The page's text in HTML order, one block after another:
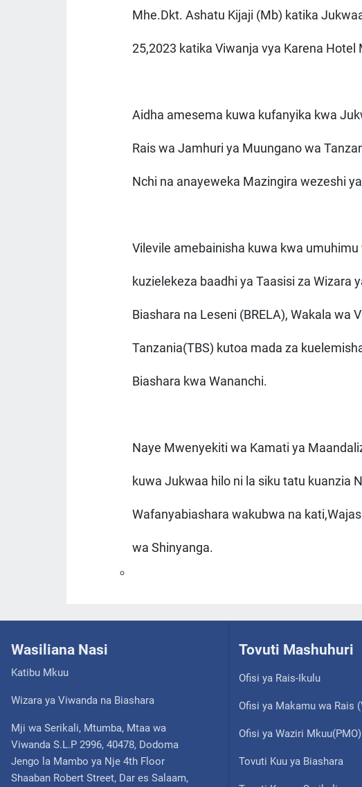
Mhe.Dkt. Ashatu Kijaji (Mb) katika
25,2023 katika Viwanja vya Karena Hotel
Aidha amesema kuwa kufanyika kwa
Rais wa Jamhuri ya Muungano wa
Nchi na anayeweka Mazingira wezeshi
Vilevile amebainisha kuwa kwa
kuzielekeza baadhi ya Taasisi za Wizara
Biashara na Leseni (BRELA), Wakala wa
Tanzania(TBS) kutoa mada za
Biashara kwa Wananchi.
Naye Mwenyekiti wa Kamati ya
kuwa Jukwaa hilo ni la siku tatu kuanzia
Wafanyabiashara wakubwa na
wa Shinyanga.
Wasiliana Nasi
Katibu Mkuu
Wizara ya Viwanda na Biashara
Mji wa Serikali, Mtumba, Mtaa wa
Viwanda S.L.P 2996, 40478, Dodoma
Jengo la Mambo ya Nje 4th Floor
Shaaban Robert Street, Dar es Salaam,
Tovuti Mashuhuri
Ofisi ya Rais-Ikulu
Ofisi ya Makamu wa Rais
Ofisi ya Waziri Mkuu(PMO)
Tovuti Kuu ya Biashara